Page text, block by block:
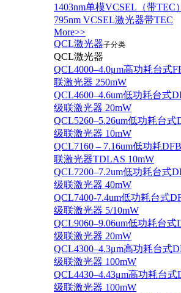
1403nm单模VCSEL（带TEC）
795nm VCSEL激光器带TEC
More>>
QCL激光器子分类
QCL激光器
QCL4000–4.0μm高功耗台式
联激光器 250mW
QCL4600–4.6um低功耗台式
级联激光器 20mW
QCL5260–5.26um低功耗台
级联激光器 10mW
QCL7160 – 7.16um低功耗
联激光器TDLAS 10mW
QCL7200–7.2um低功耗台式
级联激光器 40mW
QCL7400-7.4um低功耗台式
级联激光器 5/10mW
QCL9060–9.06um低功耗台
级联激光器 20mW
QCL4300–4.3μm高功耗台式
级联激光器 100mW
QCL4430–4.43μm高功耗台
级联激光器 100mW